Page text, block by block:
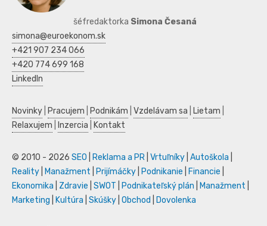
šéfredaktorka Simona Česaná
simona@euroekonom.sk
+421 907 234 066
+420 774 699 168
LinkedIn
Novinky Pracujem Podnikám Vzdelávam sa Lietam
Relaxujem
Inzercia Kontakt
© 2010 - 2026 SEO Reklama a PR Vrtuľníky Autoškola
Reality
Manažment Prijímáčky Podnikanie Financie
Ekonomika
Zdravie SWOT Podnikateľský plán Manažment
Marketing
Kultúra Skúšky Obchod Dovolenka